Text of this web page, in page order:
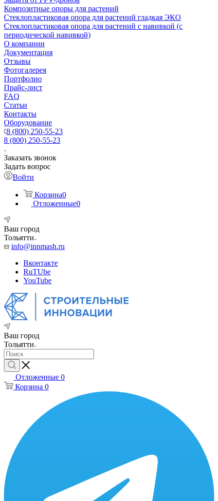
Композитные опоры для растений
Стеклопластиковая опора для растений гладкая ЭКО
Стеклопластиковая опора для растений с навивкой (с
периодической навивкой)
О компании
Документация
Отзывы
Фотогалерея
Портфолио
Прайс-лист
FAQ
Статьи
Контакты
Оборудование
8 (800) 250-55-23
8 (800) 250-55-23
Заказать звонок
Задать вопрос
Войти
Корзина0
Отложенные0
Ваш город
Тольятти
info@innmash.ru
Вконтакте
RuTUbe
YouTube
Ваш город
Тольятти
Отложенные 0
Корзина 0